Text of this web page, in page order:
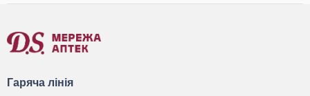
Гаряча лінія